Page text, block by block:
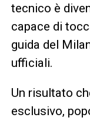
tecnico è
capace di
guida del
ufficiali.
Un risultato
esclusivo,